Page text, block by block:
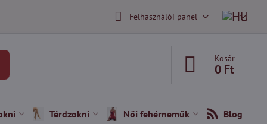
Felhasználói panel
Kosár
0 Ft
Térdzokni Női fehérneműk Blog